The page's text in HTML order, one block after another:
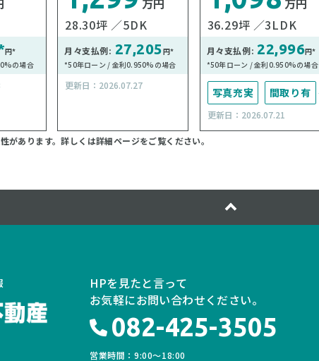
円*
の場合
万円
28.30坪
5DK
月々支払例: 27,205円*
*50年ローン / 金利0.950%の場合
更新日：2026.07.27
万円
36.29坪
3LDK
月々支払例: 22,996円*
*50年ローン / 金利0.950%の場合
写真充実 間取り有
南向き 駐車場2台可
オール電化
更新日：2026.07.21
があります。詳しくは詳細ページをご覧ください。
HPを見たと言って
お気軽にお問い合わせください。
082-425-3505
営業時間：9:00〜18:00